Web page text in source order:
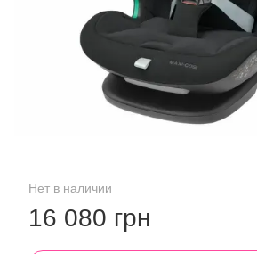
Нет в наличии
16 080 грн